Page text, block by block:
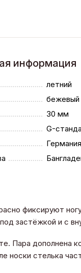
информация
летний
бежевый
30 мм
G-
Германия
фиксируют
застёжкой и с
Пара дополнена
стелька